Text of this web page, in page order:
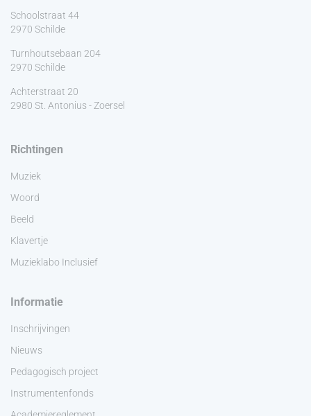
Schoolstraat 44
2970 Schilde
Turnhoutsebaan 204
2970 Schilde
Achterstraat 20
2980 St. Antonius - Zoersel
Richtingen
Muziek
Woord
Beeld
Klavertje
Muzieklabo Inclusief
Informatie
Inschrijvingen
Nieuws
Pedagogisch project
Instrumentenfonds